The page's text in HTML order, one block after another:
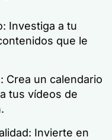
Investiga a tu
que le
Crea un calendario
tus vídeos de
Invierte en